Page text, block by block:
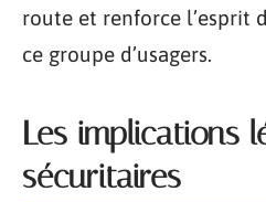
route et renforce l’esprit
ce groupe d’usagers.
Les implications
sécuritaires